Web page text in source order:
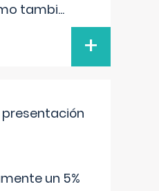
tambi...
+
presentación
un 5%